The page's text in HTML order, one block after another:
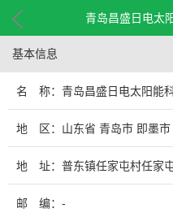
青岛昌盛日电太
基本信息
名 称：青岛昌盛日电太阳能
地 区：山东省 青岛市 即墨市
地 址：普东镇任家屯村任家
邮 编：-